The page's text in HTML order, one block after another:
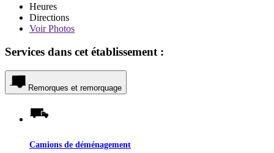
Heures
Directions
VoirPhotos
Services dans cet établissement :
Remorques et remorquage
Camions de déménagement